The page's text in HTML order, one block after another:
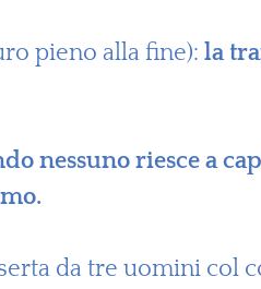
pieno alla fine): la
nessuno riesce a
da tre uomini col